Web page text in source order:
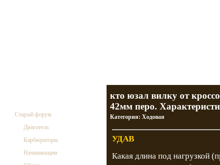
Старый форум
Двигатель
Карбюраторы
Начинающим
кто юзал вилку от
42мм перо.
Категория: Ходовая
УДАВ
Какая длина под нагрузкой